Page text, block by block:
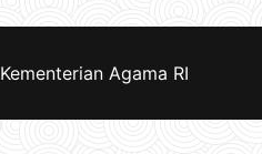
Kementerian Agama RI